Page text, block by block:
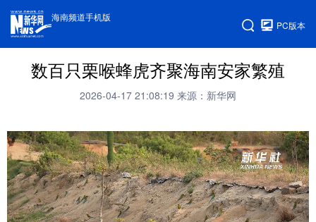
海南频道手机版
PC版本
数百只栗喉蜂虎齐聚海南安家繁殖
2026-04-17 21:08:19 来源：新华网